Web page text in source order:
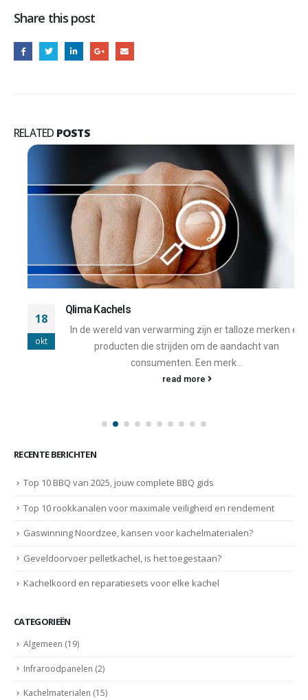
Share this post
RELATED POSTS
Qlima Kachels
In de wereld van verwarming zijn er talloze merken en
producten die strijden om de aandacht van
consumenten. Een merk...
read more
RECENTE BERICHTEN
Top 10 BBQ van 2025, jouw complete BBQ gids
Top 10 rookkanalen voor maximale veiligheid en rendement
Gaswinning Noordzee, kansen voor kachelmaterialen?
Geveldoorvoer pelletkachel, is het toegestaan?
Kachelkoord en reparatiesets voor elke kachel
CATEGORIEËN
Algemeen (19)
Infraroodpanelen (2)
Kachelmaterialen (15)